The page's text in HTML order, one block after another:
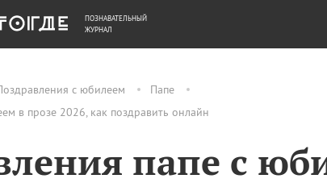
с юбилеем
Папе
в прозе 2026, как поздравить онлайн
папе с
ОБЩЕСТВО ДЕНЬГИ
ПОЗНАВАТЕЛЬНЫЙ
ЖУРНАЛ